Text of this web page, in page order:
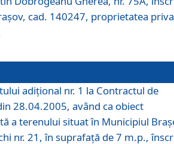
cad. 140247, proprietatea
adiţional nr. 1 la Contractul de
28.04.2005, având ca obiect
a terenului situat în Municipiul
nr. 21, în suprafață de 7 m.p.,